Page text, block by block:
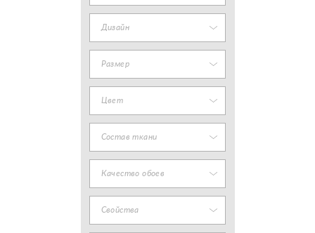
Дизайн
Размер
Цвет
Состав ткани
Качество обоев
Свойства